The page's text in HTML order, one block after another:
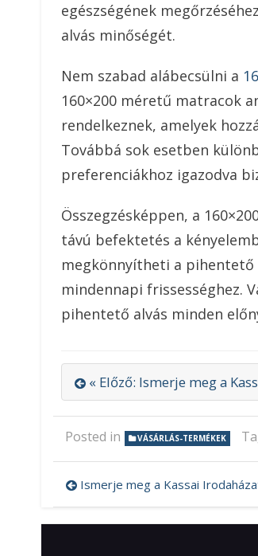
egészségének
alvás minőségét.
Nem szabad alábecsülni a
160×200 méretű matracok
rendelkeznek, amelyek
Továbbá sok esetben
preferenciákhoz igazodva
Összegzésképpen, a
távú befektetés a
megkönnyítheti a pihentető
mindennapi frissességhez.
pihentető alvás minden
« Előző: Ismerje meg a
Posted in VÁSÁRLÁS-TERMÉKEK
Bejegyzés
navigáció
Ismerje meg a Kassai